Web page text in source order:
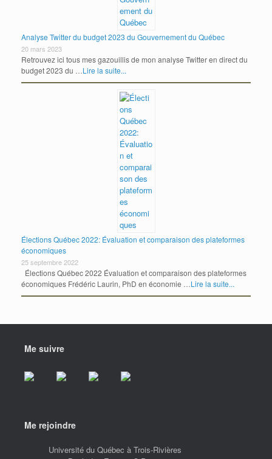
Analyse Twitter du budget 2023 du Gouvernement du Québec
20 mars 2023
Retrouvez ici tous mes gazouillis de mon analyse Twitter en direct du
budget 2023 du …Lire la suite...
Élections Québec 2022: Évaluation et comparaison des plateformes
économiques
25 septembre 2022
Élections Québec 2022 Évaluation et comparaison des plateformes
économiques Frédéric Laurin, PhD en économie …Lire la suite...
Me suivre
Me rejoindre
Université du Québec à Trois-Rivières